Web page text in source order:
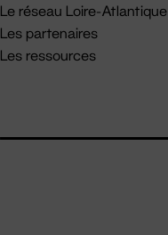
Le réseau Loire-Atlantique
Les partenaires
Les ressources